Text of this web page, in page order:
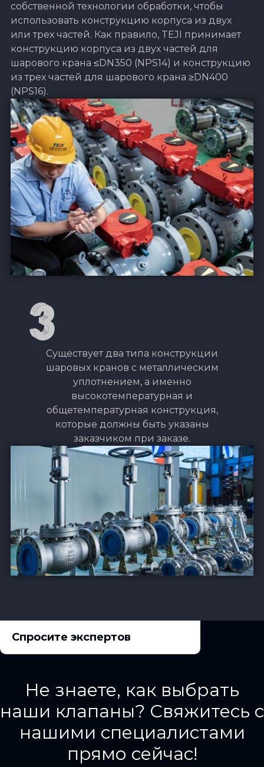
собственной технологии обработки, чтобы
использовать конструкцию корпуса из двух
или трех частей. Как правило, TEJI принимает
конструкцию корпуса из двух частей для
шарового крана ≤DN350 (NPS14) и конструкцию
из трех частей для шарового крана ≥DN400
(NPS16).
Существует два типа конструкции
шаровых кранов с металлическим
уплотнением, а именно
высокотемпературная и
общетемпературная конструкция,
которые должны быть указаны
заказчиком при заказе.
Спросите экспертов
Не знаете, как выбрать
наши клапаны? Свяжитесь с
нашими специалистами
прямо сейчас!